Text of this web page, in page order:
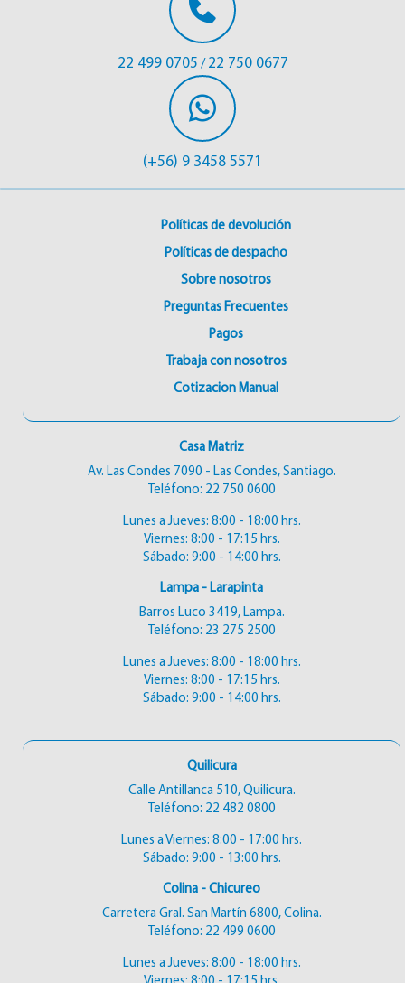
22 499 0705 / 22 750 0677
(+56) 9 3458 5571
Políticas de devolución
Políticas de despacho
Sobre nosotros
Preguntas Frecuentes
Pagos
Trabaja con nosotros
Cotizacion Manual
Casa Matriz
Av. Las Condes 7090 - Las Condes, Santiago.
Teléfono: 22 750 0600
Lunes a Jueves: 8:00 - 18:00 hrs.
Viernes: 8:00 - 17:15 hrs.
Sábado: 9:00 - 14:00 hrs.
Lampa - Larapinta
Barros Luco 3419, Lampa.
Teléfono: 23 275 2500
Lunes a Jueves: 8:00 - 18:00 hrs.
Viernes: 8:00 - 17:15 hrs.
Sábado: 9:00 - 14:00 hrs.
Quilicura
Calle Antillanca 510, Quilicura.
Teléfono: 22 482 0800
Lunes a Viernes: 8:00 - 17:00 hrs.
Sábado: 9:00 - 13:00 hrs.
Colina - Chicureo
Carretera Gral. San Martín 6800, Colina.
Teléfono: 22 499 0600
Lunes a Jueves: 8:00 - 18:00 hrs.